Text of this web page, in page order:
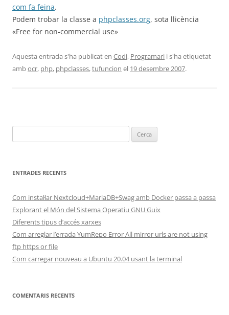
com fa feina.
Podem trobar la classe a phpclasses.org, sota llicència
«Free for non-commercial use»
Aquesta entrada s'ha publicat en Codi, Programari i s'ha etiquetat
ambocr, php, phpclasses,tufuncion el 19 desembre 2007.
ENTRADES RECENTS
Com instal·lar Nextcloud+MariaDB+Swag amb Docker passa a passa
Explorant el Món del Sistema Operatiu GNU Guix
Diferents tipus d’accés xarxes
Com arreglar l’errada YumRepo Error All mirror urls are not using
ftp https or file
Com carregar nouveau a Ubuntu 20.04 usant la terminal
COMENTARIS RECENTS